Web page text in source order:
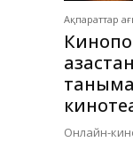
Ақпараттар
Онлайн-